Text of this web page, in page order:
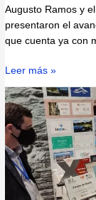
Augusto Ramos y
presentaron el
que cuenta ya con
Leer más »
La
ministra
de
turismo,
Dña.
Reyes
Maroto,